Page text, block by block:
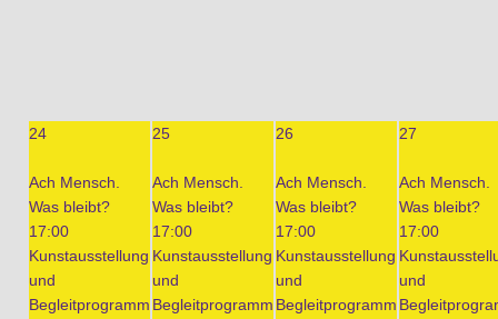
24
Ach Mensch.
Was bleibt?
17:00
Kunstausstellung
und
Begleitprogramm
25
Ach Mensch.
Was bleibt?
17:00
Kunstausstellung
und
Begleitprogramm
26
Ach Mensch.
Was bleibt?
17:00
Kunstausstellung
und
Begleitprogramm
27
Ach Mensch.
Was bleibt?
17:00
und